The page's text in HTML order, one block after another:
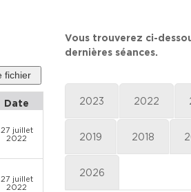
Date
27 juillet
2022
27 juillet
2022
Vous trouverez ci-
dernières séances.
2023 2022
2019 2018
2026